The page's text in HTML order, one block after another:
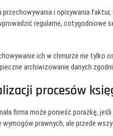
i opisywania
regularne,
ich w chmurze nie tylko
archiwizowanie danych
procesów
firma może ponieść porażkę,
wymogów prawnych, ale przede